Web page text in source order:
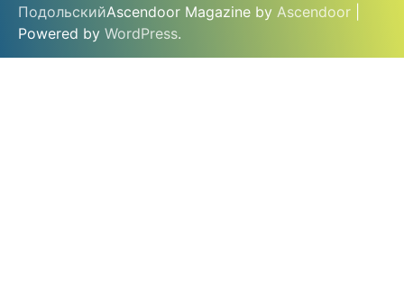
ПодольскийAscendoor Magazine by Ascendoor
Powered by WordPress.